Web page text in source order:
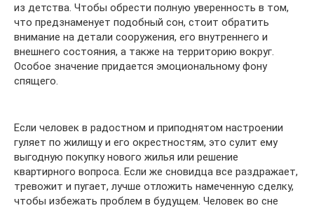
из детства. Чтобы обрести полную уверенность в том,
что предзнаменует подобный сон, стоит обратить
внимание на детали сооружения, его внутреннего и
внешнего состояния, а также на территорию вокруг.
Особое значение придается эмоциональному фону
спящего.
Если человек в радостном и приподнятом настроении
гуляет по жилищу и его окрестностям, это сулит ему
выгодную покупку нового жилья или решение
квартирного вопроса. Если же сновидца все раздражает,
тревожит и пугает, лучше отложить намеченную сделку,
чтобы избежать проблем в будущем. Человек во сне